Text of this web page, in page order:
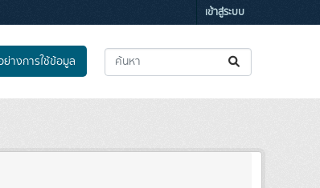
เข้าสู่ระบบ
างการใช้ข้อมูล